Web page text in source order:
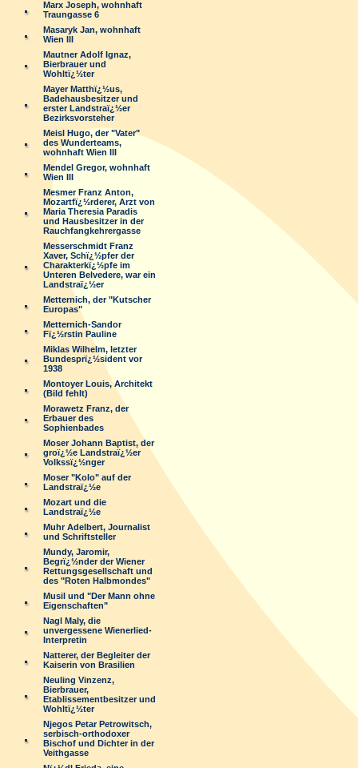
Marx Joseph, wohnhaft
Traungasse 6
Masaryk Jan, wohnhaft
Wien III
Mautner Adolf Ignaz,
Bierbrauer und
Wohltï¿½ter
Mayer Matthï¿½us,
Badehausbesitzer und
erster Landstraï¿½er
Bezirksvorsteher
Meisl Hugo, der "Vater"
des Wunderteams,
wohnhaft Wien III
Mendel Gregor, wohnhaft
Wien III
Mesmer Franz Anton,
Mozartfï¿½rderer, Arzt von
Maria Theresia Paradis
und Hausbesitzer in der
Rauchfangkehrergasse
Messerschmidt Franz
Xaver, Schï¿½pfer der
Charakterkï¿½pfe im
Unteren Belvedere, war ein
Landstraï¿½er
Metternich, der "Kutscher
Europas"
Metternich-Sandor
Fï¿½rstin Pauline
Miklas Wilhelm, letzter
Bundesprï¿½sident vor
1938
Montoyer Louis, Architekt
(Bild fehlt)
Morawetz Franz, der
Erbauer des
Sophienbades
Moser Johann Baptist, der
groï¿½e Landstraï¿½er
Volkssï¿½nger
Moser "Kolo" auf der
Landstraï¿½e
Mozart und die
Landstraï¿½e
Muhr Adelbert, Journalist
und Schriftsteller
Mundy, Jaromir,
Begrï¿½nder der Wiener
Rettungsgesellschaft und
des "Roten Halbmondes"
Musil und "Der Mann ohne
Eigenschaften"
Nagl Maly, die
unvergessene Wienerlied-
Interpretin
Natterer, der Begleiter der
Kaiserin von Brasilien
Neuling Vinzenz,
Bierbrauer,
Etablissementbesitzer und
Wohltï¿½ter
Njegos Petar Petrowitsch,
serbisch-orthodoxer
Bischof und Dichter in der
Veithgasse